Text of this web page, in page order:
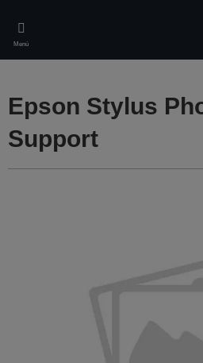
main
content
Menú
Epson Stylus
Support